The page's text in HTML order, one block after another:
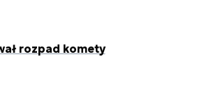
rozpad komety